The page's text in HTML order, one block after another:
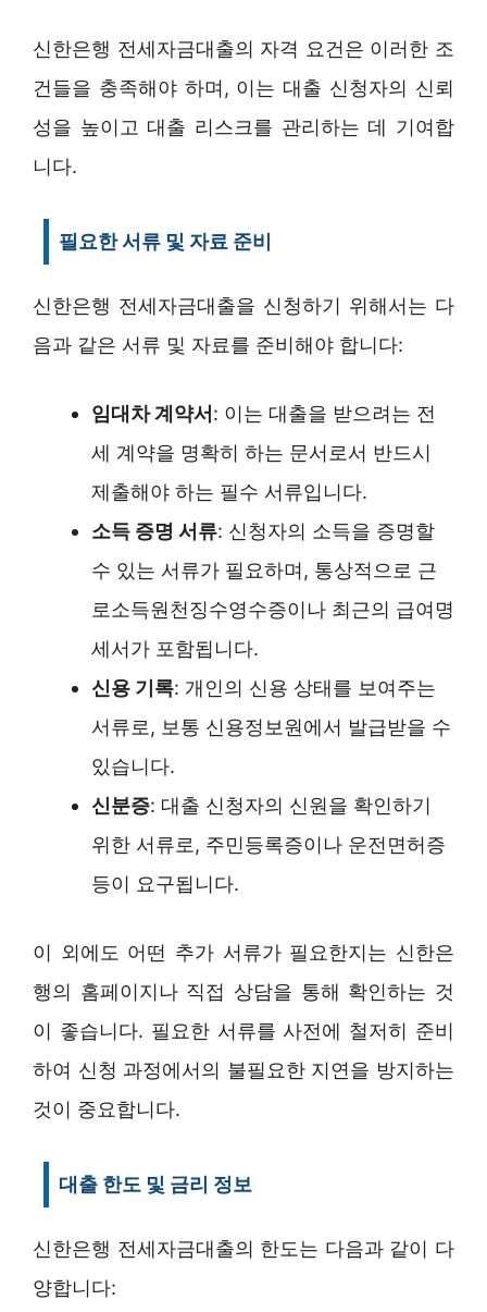
신한은행 전세자금대출의 자격 요건은 이러한 조
건들을 충족해야 하며, 이는 대출 신청자의 신뢰
성을 높이고 대출 리스크를 관리하는 데 기여합
니다.
필요한 서류 및 자료 준비
신한은행 전세자금대출을 신청하기 위해서는 다
음과 같은 서류 및 자료를 준비해야 합니다:
임대차 계약서: 이는 대출을 받으려는 전
세 계약을 명확히 하는 문서로서 반드시
제출해야 하는 필수 서류입니다.
소득 증명 서류: 신청자의 소득을 증명할
수 있는 서류가 필요하며, 통상적으로 근
로소득원천징수영수증이나 최근의 급여명
세서가 포함됩니다.
신용 기록: 개인의 신용 상태를 보여주는
서류로, 보통 신용정보원에서 발급받을 수
있습니다.
신분증: 대출 신청자의 신원을 확인하기
위한 서류로, 주민등록증이나 운전면허증
등이 요구됩니다.
이 외에도 어떤 추가 서류가 필요한지는 신한은
행의 홈페이지나 직접 상담을 통해 확인하는 것
이 좋습니다. 필요한 서류를 사전에 철저히 준비
하여 신청 과정에서의 불필요한 지연을 방지하는
것이 중요합니다.
대출 한도 및 금리 정보
신한은행 전세자금대출의 한도는 다음과 같이 다
양합니다: